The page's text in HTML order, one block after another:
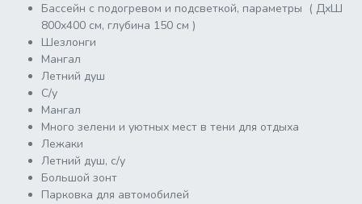
Бассейн с подогревом и подсветкой, параметры ( ДхШ
800х400 см, глубина 150 см )
Шезлонги
Мангал
Летний душ
С/у
Мангал
Много зелени и уютных мест в тени для отдыха
Лежаки
Летний душ, с/у
Большой зонт
Парковка для автомобилей